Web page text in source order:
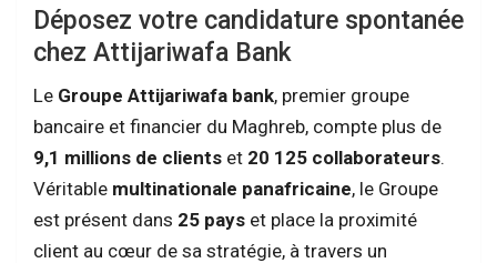
Déposez votre candidature spontanée
chez Attijariwafa Bank
Le Groupe Attijariwafa bank, premier groupe
bancaire et financier du Maghreb, compte plus de
9,1 millions de clients et 20 125 collaborateurs.
Véritable multinationale panafricaine, le Groupe
est présent dans 25 pays et place la proximité
client au cœur de sa stratégie, à travers un